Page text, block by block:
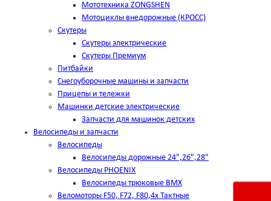
Мототехника ZONGSHEN
Мотоциклы внедорожные (КРОСС)
Скутеры
Скутеры электрические
Скутеры Премиум
Питбайки
Снегоуборочные машины и запчасти
Прицепы и тележки
Машинки детские электрические
Запчасти для машинок детских
Велосипеды и запчасти
Велосипеды
Велосипеды дорожные 24",26",28"
Велосипеды PHOENIX
Велосипеды трюковые BMX
Веломоторы F50, F72, F80,4х Тактные